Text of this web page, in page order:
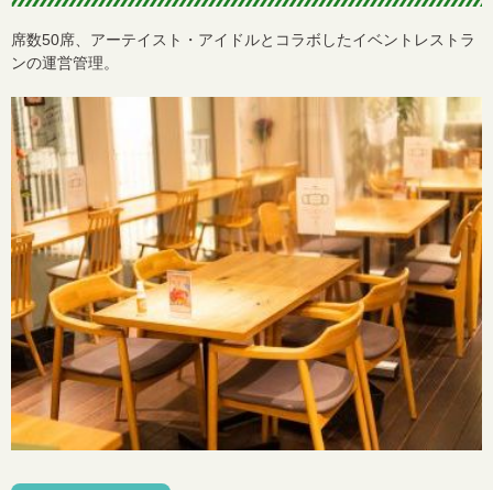
席数50席、アーテイスト・アイドルとコラボしたイベントレストラ
ンの運営管理。